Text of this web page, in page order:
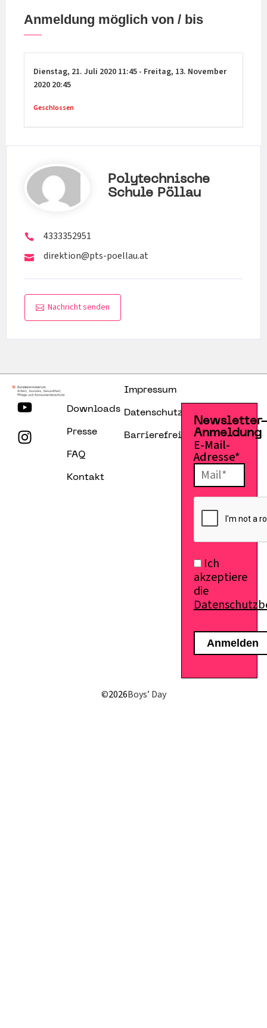
Anmeldung möglich von / bis
Dienstag, 21. Juli 2020 11:45 - Freitag, 13. November
2020 20:45
Geschlossen
Polytechnische
Schule Pöllau
4333352951
direktion@pts-poellau.at
Nachricht senden
Downloads
Presse
FAQ
Kontakt
Impressum
Datenschutzerklärung
Barrierefreiheitserklärung
Anmeldung
E-Mail-
Adresse*
Ich
akzeptiere
die
©2026Boys’ Day